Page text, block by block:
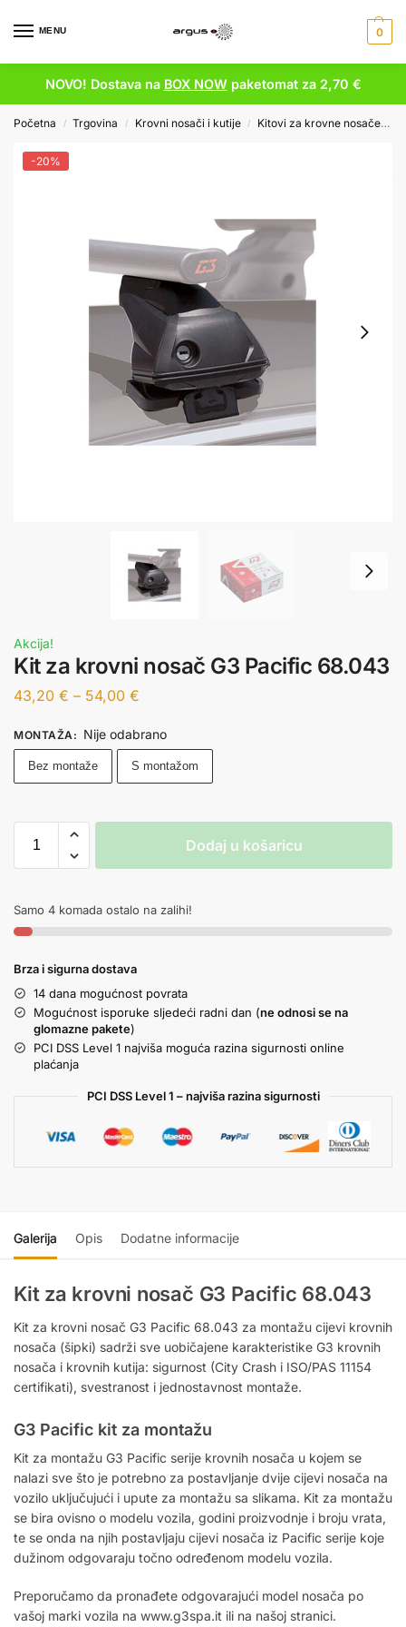
MENU 0
NOVO! Dostava na BOX NOWpaketomat za 2,70 €
Početna / Trgovina / Krovni nosači i kutije / Kitovi za krovne nosače
-20%
Akcija!
Kit za krovni nosač G3 Pacific 68.043
43,20 € – 54,00 €
MONTAŽA : Nije odabrano
Bez montaže S montažom
Dodaj u košaricu
Samo 4 komada ostalo na zalihi!
Brza i sigurna dostava
14 dana mogućnost povrata
Mogućnost isporuke sljedeći radni dan (ne odnosi se na
glomazne pakete)
PCI DSS Level 1 najviša moguća razina sigurnosti online
plaćanja
PCI DSS Level 1 – najviša razina sigurnosti
Galerija Opis Dodatne informacije
Kit za krovni nosač G3 Pacific 68.043
Kit za krovni nosač G3 Pacific 68.043 za montažu cijevi krovnih
nosača (šipki) sadrži sve uobičajene karakteristike G3 krovnih
nosača i krovnih kutija: sigurnost (City Crash i ISO/PAS 11154
certifikati), svestranost i jednostavnost montaže.
G3 Pacific kit za montažu
Kit za montažu G3 Pacific serije krovnih nosača u kojem se
nalazi sve što je potrebno za postavljanje dvije cijevi nosača na
vozilo uključujući i upute za montažu sa slikama. Kit za montažu
se bira ovisno o modelu vozila, godini proizvodnje i broju vrata,
te se onda na njih postavljaju cijevi nosača iz Pacific serije koje
dužinom odgovaraju točno određenom modelu vozila.
Preporučamo da pronađete odgovarajući model nosača po
vašoj marki vozila na www.g3spa.it ili na našoj stranici.